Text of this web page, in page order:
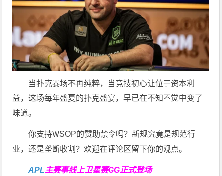
当扑克赛场不再纯粹，当竞技初心让位于资本利
益，这场每年盛夏的扑克盛宴，早已在不知不觉中变了
味道。
你支持WSOP的赞助禁令吗？新规究竟是规范行
业，还是垄断收割？欢迎在评论区留下你的观点。
APL 主赛事线上卫星赛GG正式登场